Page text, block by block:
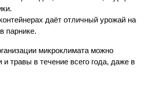
даёт отличный урожай на
парнике.
микроклимата можно
травы в течение всего года, даже в